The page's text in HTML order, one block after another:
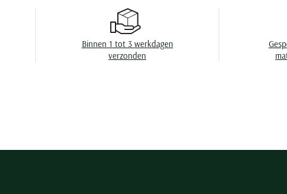
Binnen 1 tot 3 werkdagen
verzonden